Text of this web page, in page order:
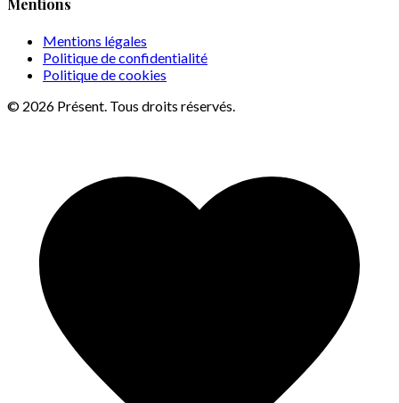
Mentions
Mentions légales
Politique de confidentialité
Politique de cookies
© 2026 Présent. Tous droits réservés.